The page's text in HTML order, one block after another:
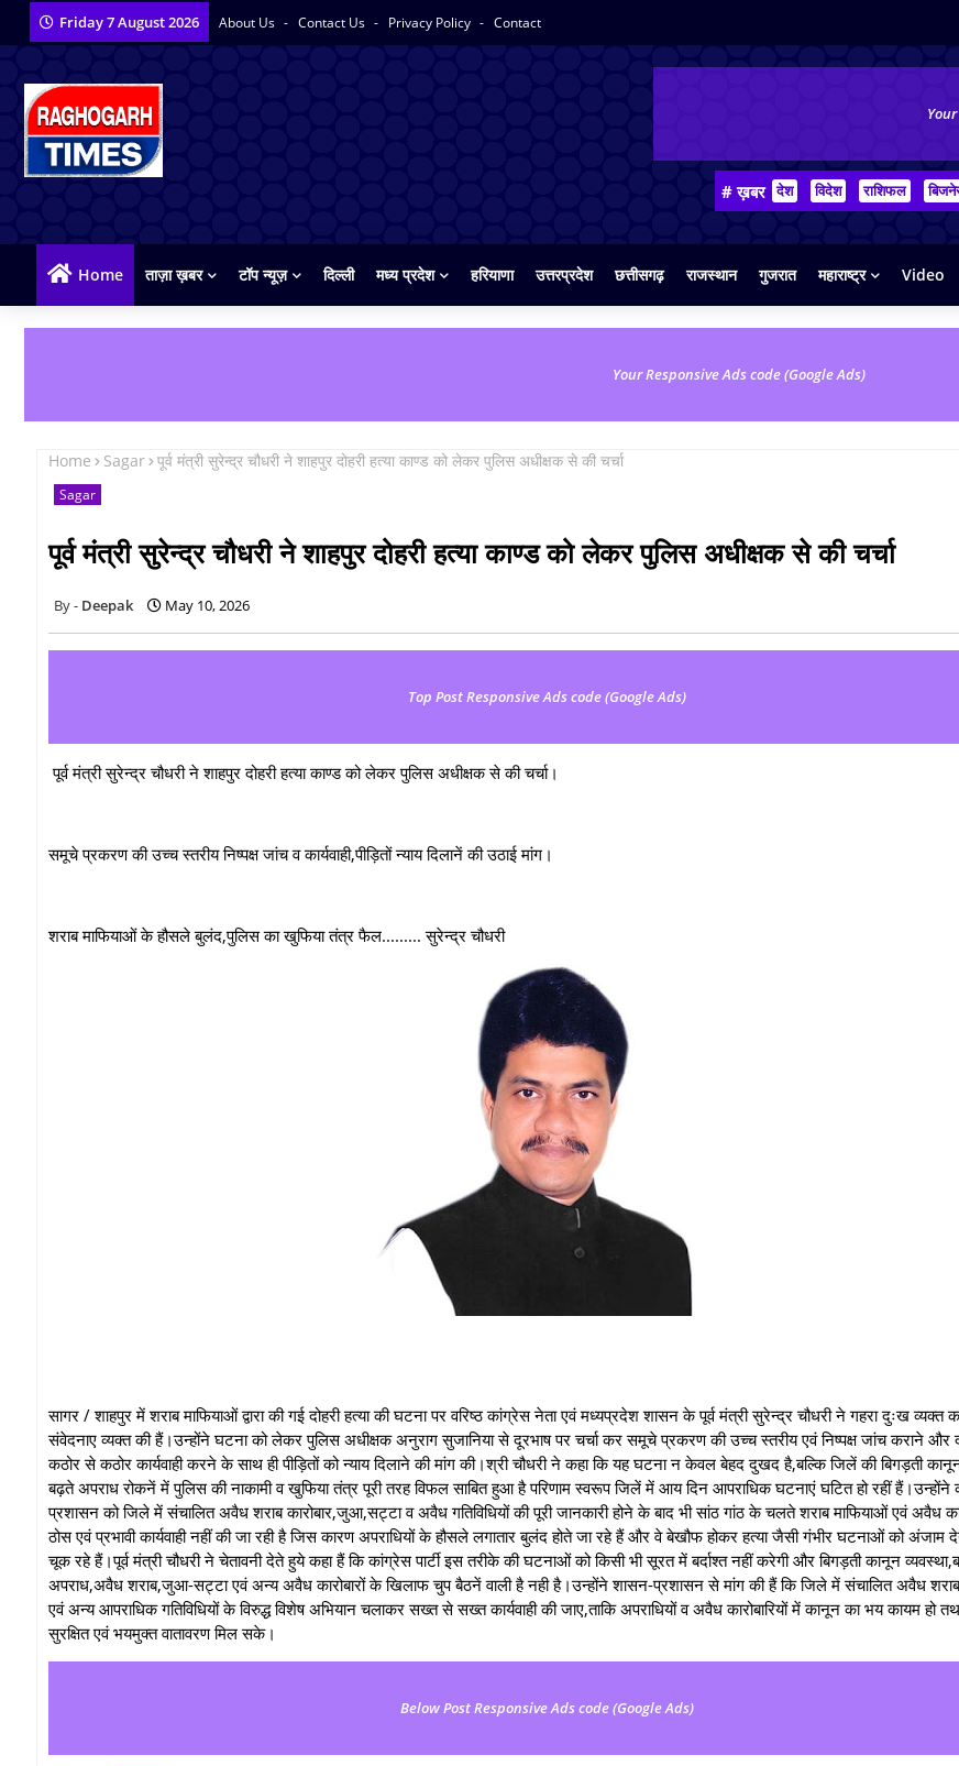
Friday 7 August 2026 About Us Contact Us Privacy Policy Contact
# ख़बर देश विदेश राशिफल
Home ताज़ा ख़बर टॉप न्यूज़ दिल्ली मध्य प्रदेश हरियाणा उत्तरप्रदेश छत्तीसगढ़ राजस्थान गुजरात महाराष्ट्र Video
Your Responsive Ads code (Google Ads)
Home Sagar पूर्व मंत्री सुरेन्द्र चौधरी ने शाहपुर दोहरी हत्या काण्ड को लेकर पुलिस अधीक्षक से की चर्चा
Sagar
पूर्व मंत्री सुरेन्द्र चौधरी ने शाहपुर दोहरी हत्या काण्ड को लेकर पुलिस अधीक्षक से की चर्चा
Deepak May 10, 2026
Top Post Responsive Ads code (Google Ads)
पूर्व मंत्री सुरेन्द्र चौधरी ने शाहपुर दोहरी हत्या काण्ड को लेकर पुलिस अधीक्षक से की चर्चा।
समूचे प्रकरण की उच्च स्तरीय निष्पक्ष जांच व कार्यवाही,पीड़ितों न्याय दिलानें की उठाई मांग।
शराब माफियाओं के हौसले बुलंद,पुलिस का खुफिया तंत्र फैल......... सुरेन्द्र चौधरी
सागर / शाहपुर में शराब माफियाओं द्वारा की गई दोहरी हत्या की घटना पर वरिष्ठ कांग्रेस नेता एवं मध्यप्रदेश शासन के पूर्व मंत्री सुरेन्द्र चौधरी ने गहरा दुःख
संवेदनाए व्यक्त की हैं।उन्होंने घटना को लेकर पुलिस अधीक्षक अनुराग सुजानिया से दूरभाष पर चर्चा कर समूचे प्रकरण की उच्च स्तरीय एवं निष्पक्ष जांच कराने और
कठोर से कठोर कार्यवाही करने के साथ ही पीड़ितों को न्याय दिलाने की मांग की।श्री चौधरी ने कहा कि यह घटना न केवल बेहद दुखद है,बल्कि जिलें की बिगड़ती
बढ़ते अपराध रोकनें में पुलिस की नाकामी व खुफिया तंत्र पूरी तरह विफल साबित हुआ है परिणाम स्वरूप जिलें में आय दिन आपराधिक घटनाएं घटित हो रहीं हैं।उन्होंने
प्रशासन को जिले में संचालित अवैध शराब कारोबार,जुआ,सट्टा व अवैध गतिविधियों की पूरी जानकारी होने के बाद भी सांठ गांठ के चलते शराब माफियाओं एवं अवैध
ठोस एवं प्रभावी कार्यवाही नहीं की जा रही है जिस कारण अपराधियों के हौसले लगातार बुलंद होते जा रहे हैं और वे बेखौफ होकर हत्या जैसी गंभीर घटनाओं को अंजाम
चूक रहे हैं।पूर्व मंत्री चौधरी ने चेतावनी देते हुये कहा हैं कि कांग्रेस पार्टी इस तरीके की घटनाओं को किसी भी सूरत में बर्दाश्त नहीं करेगी और बिगड़ती कानून
अपराध,अवैध शराब,जुआ-सट्टा एवं अन्य अवैध कारोबारों के खिलाफ चुप बैठनें वाली है नही है।उन्होंने शासन-प्रशासन से मांग की हैं कि जिले में संचालित अवैध
एवं अन्य आपराधिक गतिविधियों के विरुद्ध विशेष अभियान चलाकर सख्त से सख्त कार्यवाही की जाए,ताकि अपराधियों व अवैध कारोबारियों में कानून का भय कायम हो
सुरक्षित एवं भयमुक्त वातावरण मिल सके।
Below Post Responsive Ads code (Google Ads)